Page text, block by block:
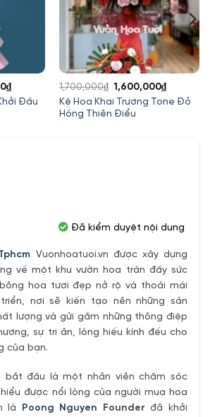
Đầu
₫Giá
hiện
Kệ Hoa Khai Trương Tone Đỏ
Hồng Thiên Điểu
1,700,000₫ Giá
gốc
là:
1,600,000₫Giá
hiện
Vuonhoatuoi.vn được xây dựng
về một khu vườn hoa tràn đầy sức
hoa tươi đẹp nở rộ và thoải mái
nơi sẽ kiến tạo nên những sản
lượng và gửi gắm những thông điệp
sự tri ân, lòng hiếu kính đếu cho
của bạn.
bắt đầu là một nhân viên chăm sóc
được nổi lòng của người mua hoa
là
Poong Nguyen Founder đã khởi
Đã kiểm duyệt nội dung